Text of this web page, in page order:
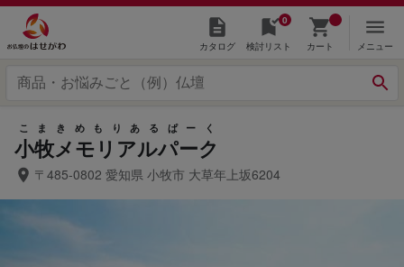
カタログ
0
検討リスト カート メニュー
小牧メモリアルパーク
こまきめもりあるぱーく
〒485-0802 愛知県 小牧市 大草年上坂6204